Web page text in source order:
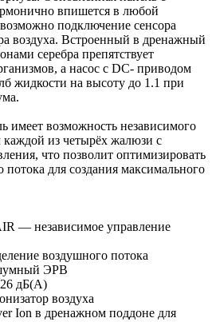
впишется в любой
подключение сенсора
воздуха. Встроенный в дренажный
серебра препятствует
а насос с DC- приводом
жидкости на высоту до 1.1 при
возможность независимого
из четырёх жалюзи с
что позволит оптимизировать
для создания максимального
независимое управление
воздушного потока
ЭРВ
дБ(А)
воздуха
в дренажном поддоне для